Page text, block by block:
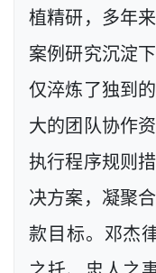
植精研，多年
案例研究沉淀
仅淬炼了独到
大的团队协作
执行程序规则
决方案，凝聚
款目标。邓杰